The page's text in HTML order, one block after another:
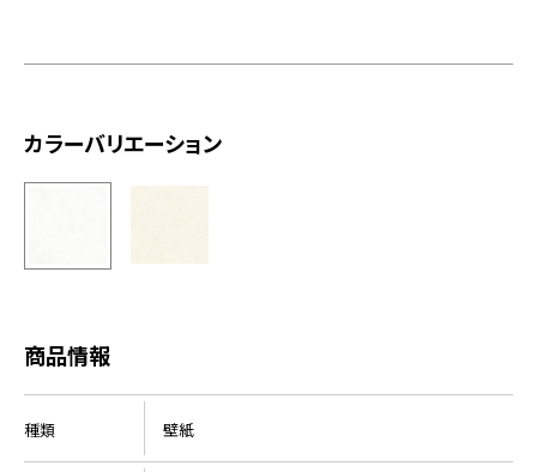
プライバシーポリシー
カラーバリエーション
商品情報
種類 壁紙